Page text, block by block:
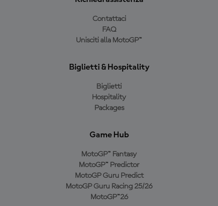
Contattaci
FAQ
Unisciti alla MotoGP™
Biglietti & Hospitality
Biglietti
Hospitality
Packages
Game Hub
MotoGP™ Fantasy
MotoGP™ Predictor
MotoGP Guru Predict
MotoGP Guru Racing 25/26
MotoGP™26